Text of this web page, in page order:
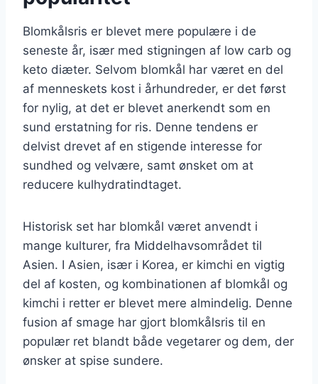
Blomkålsris er blevet mere populære i de
seneste år, især med stigningen af low carb og
keto diæter. Selvom blomkål har været en del
af menneskets kost i århundreder, er det først
for nylig, at det er blevet anerkendt som en
sund erstatning for ris. Denne tendens er
delvist drevet af en stigende interesse for
sundhed og velvære, samt ønsket om at
reducere kulhydratindtaget.
Historisk set har blomkål været anvendt i
mange kulturer, fra Middelhavsområdet til
Asien. I Asien, især i Korea, er kimchi en vigtig
del af kosten, og kombinationen af blomkål og
kimchi i retter er blevet mere almindelig. Denne
fusion af smage har gjort blomkålsris til en
populær ret blandt både vegetarer og dem, der
ønsker at spise sundere.